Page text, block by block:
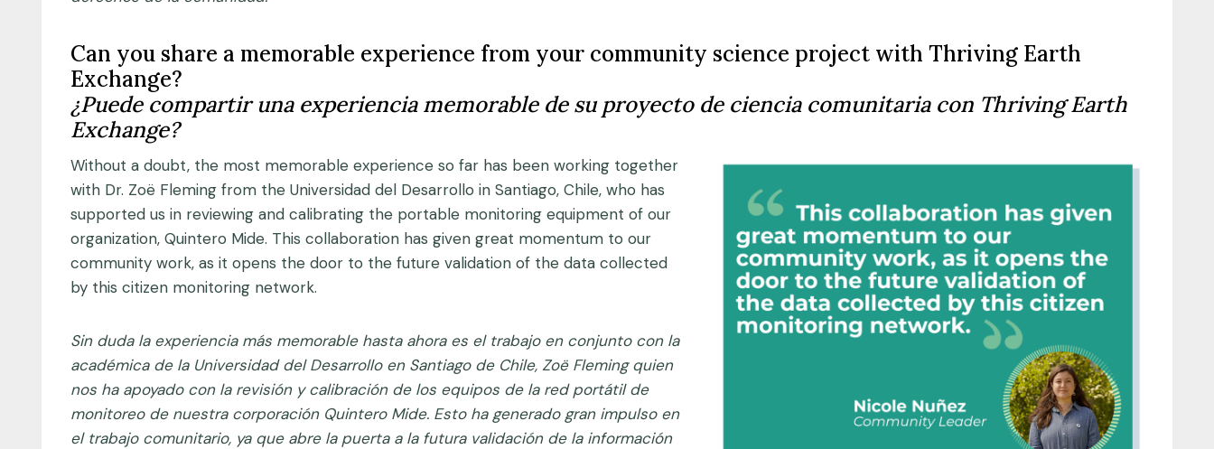
Can you share a memorable experience from your community science project with Thriving Earth
Exchange?
¿Puede compartir una experiencia memorable de su proyecto de ciencia comunitaria con Thriving Earth
Exchange?
Without a doubt, the most memorable experience so far has been working together
with Dr. Zoë Fleming from the Universidad del Desarrollo in Santiago, Chile, who has
supported us in reviewing and calibrating the portable monitoring equipment of our
organization, Quintero Mide. This collaboration has given great momentum to our
community work, as it opens the door to the future validation of the data collected
by this citizen monitoring network.
Sin duda la experiencia más memorable hasta ahora es el trabajo en conjunto con la
académica de la Universidad del Desarrollo en Santiago de Chile, Zoë Fleming quien
nos ha apoyado con la revisión y calibración de los equipos de la red portátil de
monitoreo de nuestra corporación Quintero Mide. Esto ha generado gran impulso en
el trabajo comunitario, ya que abre la puerta a la futura validación de la información